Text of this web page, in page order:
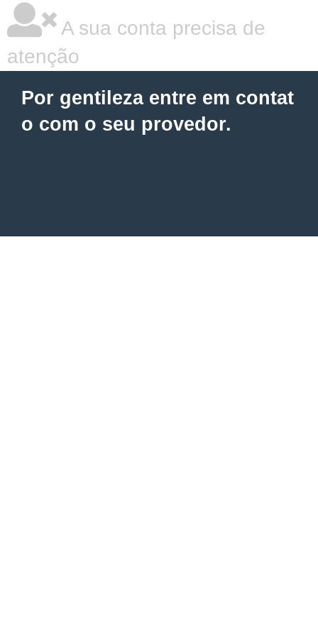
A sua conta precisa de
atenção
Por gentileza entre em contat
o com o seu provedor.